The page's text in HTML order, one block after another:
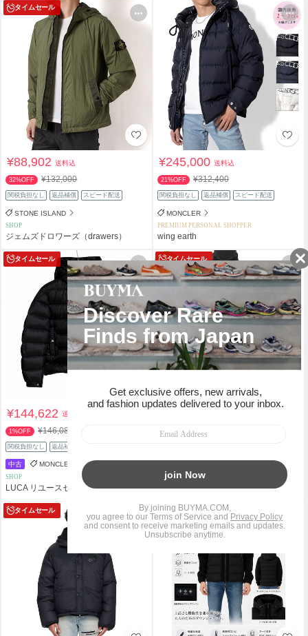
タイムセール
¥88,902送料込
32%OFF ¥132,000
関税負担なし 返品補償 スピード配送
STONE ISLAND
SHOP
ジェムズドロワーズ（drawers）
¥245,000送料込
21%OFF ¥312,400
関税負担なし 返品補償 スピード配送
MONCLER
PREMIUM PERSONAL SHOPPER
wing earth
タイムセール
¥144,622送料込
1%OFF ¥146,080
関税負担なし 返品補償
中古 MONCLER
SHOP
LUCA リユースセレクトショップ
タイムセール
20%OFF ¥116,600
SHOP
Repay
タイムセール タイムセール